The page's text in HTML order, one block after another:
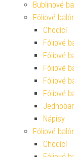
Bublinové
Fóliové
Chodící
Fóliové
Fóliové
Fóliové
Fóliové
Fóliové
Nápisy
Fóliové
Chodící